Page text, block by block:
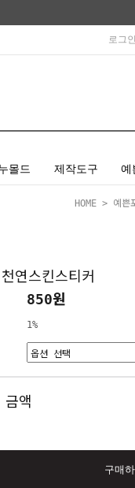
로그인
몰드 제작도구 예
HOME > 예쁜
연스킨스티커
850원
1%
액
구매